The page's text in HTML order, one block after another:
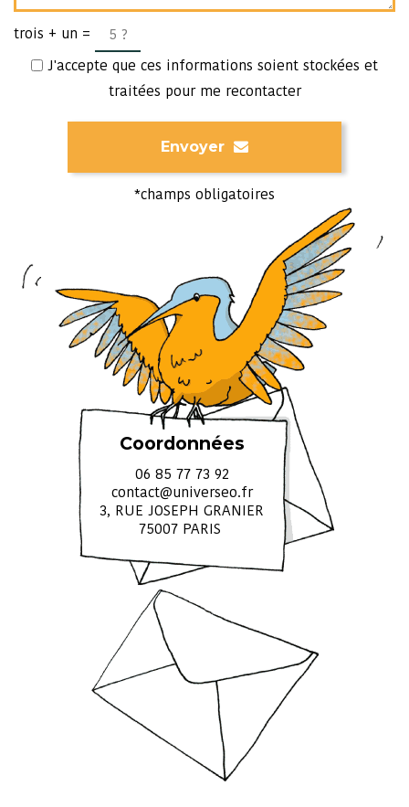
trois + un =
J'accepte que ces informations soient stockées et
traitées pour me recontacter
Envoyer
*champs obligatoires
Coordonnées
06 85 77 73 92
contact@universeo.fr
3, RUE JOSEPH GRANIER
75007 PARIS